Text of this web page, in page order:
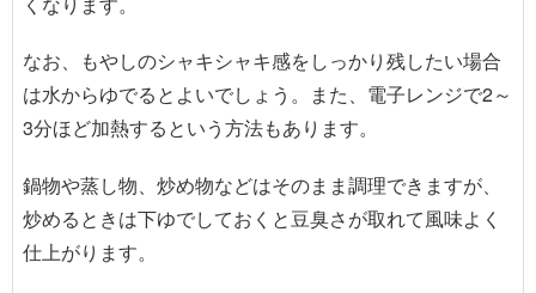
なお、もやしのシャキシャキ感をしっかり残したい場合
は水からゆでるとよいでしょう。また、電子レンジで2～
3分ほど加熱するという方法もあります。
鍋物や蒸し物、炒め物などはそのまま調理できますが、
炒めるときは下ゆでしておくと豆臭さが取れて風味よく
仕上がります。